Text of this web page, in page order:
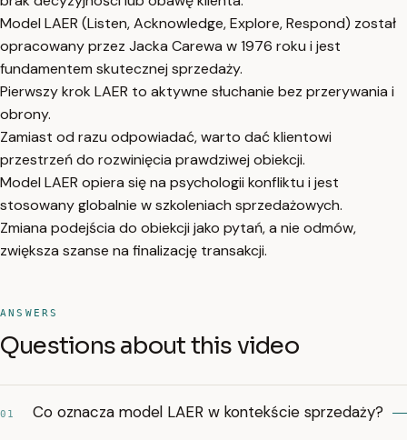
Model LAER (Listen, Acknowledge, Explore, Respond) został
opracowany przez Jacka Carewa w 1976 roku i jest
fundamentem skutecznej sprzedaży.
Pierwszy krok LAER to aktywne słuchanie bez przerywania i
obrony.
Zamiast od razu odpowiadać, warto dać klientowi
przestrzeń do rozwinięcia prawdziwej obiekcji.
Model LAER opiera się na psychologii konfliktu i jest
stosowany globalnie w szkoleniach sprzedażowych.
Zmiana podejścia do obiekcji jako pytań, a nie odmów,
zwiększa szanse na finalizację transakcji.
ANSWERS
Questions about this video
01 Co oznacza model LAER w kontekście sprzedaży?